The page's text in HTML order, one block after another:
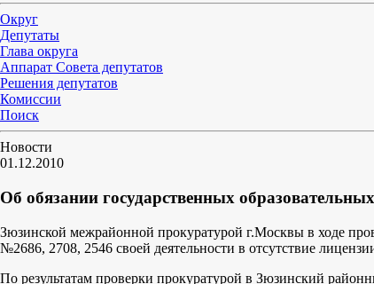
Округ
Депутаты
Глава округа
Аппарат Совета депутатов
Решения депутатов
Комиссии
Поиск
Новости
01.12.2010
Об обязании государственных
Зюзинской межрайонной прокуратурой г.Москвы в ходе
№2686, 2708, 2546 своей деятельности в отсутствие
По результатам проверки прокуратурой в Зюзинский